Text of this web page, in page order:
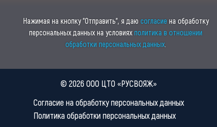
Нажимая на кнопку "Отправить", я даю согласие на обработку
персональных данных на условиях политика в отношении
обработки персональных данных.
© 2026 ООО ЦТО «РУСВОЯЖ»
Согласие на обработку персональных данных
Политика обработки персональных данных